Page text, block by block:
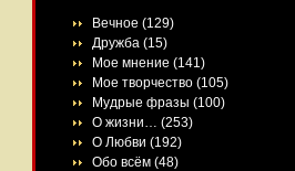
Вечное (129)
Дружба (15)
Мое мнение (141)
Мое творчество (105)
Мудрые фразы (100)
О жизни… (253)
О Любви (192)
Обо всём (48)